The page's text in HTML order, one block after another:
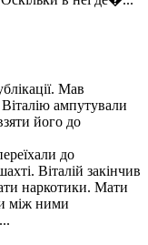
Мав
ампутували
його до
до
Віталій закінчив
наркотики. Мати
між ними